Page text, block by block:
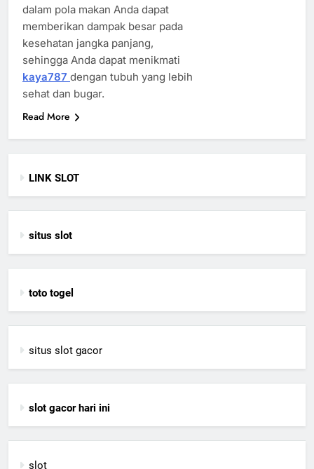
dalam pola makan Anda dapat
memberikan dampak besar pada
kesehatan jangka panjang,
sehingga Anda dapat menikmati
kaya787 dengan tubuh yang lebih
sehat dan bugar.
Read More
LINK SLOT
situs slot
toto togel
situs slot gacor
slot gacor hari ini
slot